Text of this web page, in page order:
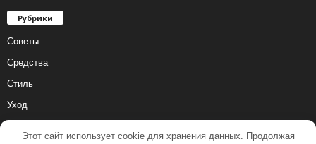
Рубрики
Советы
Средства
Стиль
Уход
Этот сайт использует cookie для хранения данных. Продолжая